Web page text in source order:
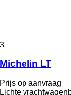
3
Michelin LT
Prijs op aanvraag
Lichte